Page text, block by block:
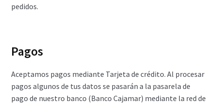
pedidos.
Pagos
Aceptamos pagos mediante Tarjeta de crédito. Al procesar
pagos algunos de tus datos se pasarán a la pasarela de
pago de nuestro banco (Banco Cajamar) mediante la red de